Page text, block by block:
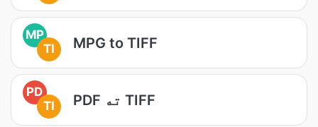
MP
TI
MPG to TIFF
PD
TI
PDF ته TIFF